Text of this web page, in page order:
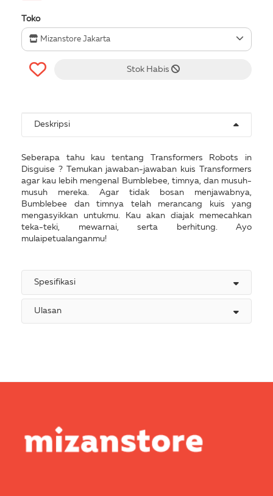
Toko
Mizanstore Jakarta
Stok Habis
Deskripsi
Seberapa tahu kau tentang Transformers Robots in
Disguise ? Temukan jawaban-jawaban kuis Transformers
agar kau lebih mengenal Bumblebee, timnya, dan musuh-
musuh mereka. Agar tidak bosan menjawabnya,
Bumblebee dan timnya telah merancang kuis yang
mengasyikkan untukmu. Kau akan diajak memecahkan
teka-teki, mewarnai, serta berhitung. Ayo
mulaipetualanganmu!
Spesifikasi
Ulasan